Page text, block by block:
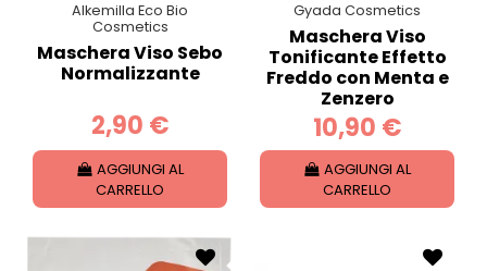
Alkemilla Eco Bio
Cosmetics
Maschera Viso Sebo
Normalizzante
2,90 €
AGGIUNGI AL
CARRELLO
Gyada Cosmetics
Maschera Viso
Tonificante Effetto
Freddo con Menta e
Zenzero
10,90 €
AGGIUNGI AL
CARRELLO